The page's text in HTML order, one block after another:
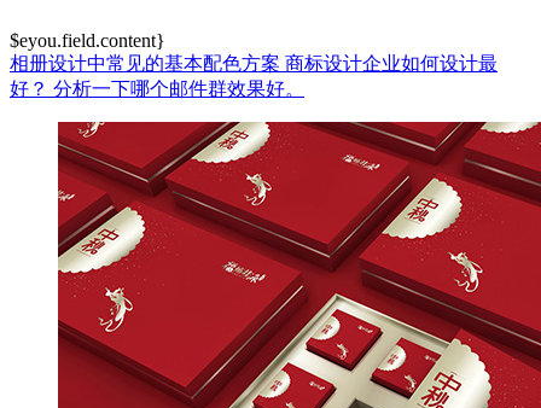
$eyou.field.content}
相册设计中常见的基本配色方案 商标设计企业如何设计最
好？ 分析一下哪个邮件群效果好。